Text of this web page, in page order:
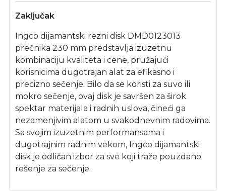
Zaključak
Ingco dijamantski rezni disk DMD0123013
prečnika 230 mm predstavlja izuzetnu
kombinaciju kvaliteta i cene, pružajući
korisnicima dugotrajan alat za efikasno i
precizno sečenje. Bilo da se koristi za suvo ili
mokro sečenje, ovaj disk je savršen za širok
spektar materijala i radnih uslova, čineći ga
nezamenjivim alatom u svakodnevnim radovima.
Sa svojim izuzetnim performansama i
dugotrajnim radnim vekom, Ingco dijamantski
disk je odličan izbor za sve koji traže pouzdano
rešenje za sečenje.